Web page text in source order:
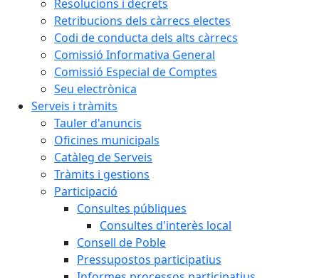
Resolucions i decrets
Retribucions dels càrrecs electes
Codi de conducta dels alts càrrecs
Comissió Informativa General
Comissió Especial de Comptes
Seu electrònica
Serveis i tràmits
Tauler d'anuncis
Oficines municipals
Catàleg de Serveis
Tràmits i gestions
Participació
Consultes públiques
Consultes d'interès local
Consell de Poble
Pressupostos participatius